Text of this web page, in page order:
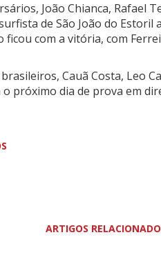
João Chianca, Rafael
de São João do Estoril
ficou com a vitória, com
Cauã Costa, Leo
próximo dia de prova em
ARTIGOS